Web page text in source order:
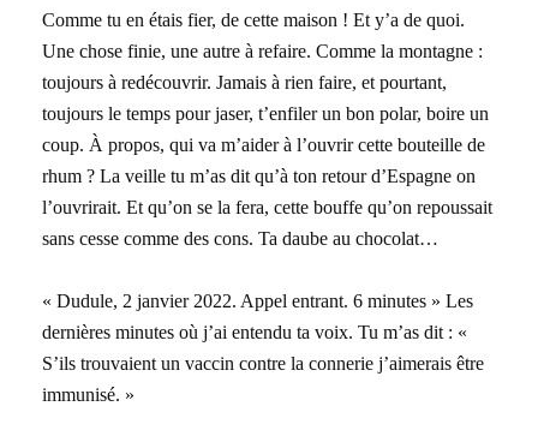
Comme tu en étais fier, de cette maison ! Et y’a de quoi.
Une chose finie, une autre à refaire. Comme la montagne :
toujours à redécouvrir. Jamais à rien faire, et pourtant,
toujours le temps pour jaser, t’enfiler un bon polar, boire un
coup. À propos, qui va m’aider à l’ouvrir cette bouteille de
rhum ? La veille tu m’as dit qu’à ton retour d’Espagne on
l’ouvrirait. Et qu’on se la fera, cette bouffe qu’on repoussait
sans cesse comme des cons. Ta daube au chocolat…
« Dudule, 2 janvier 2022. Appel entrant. 6 minutes » Les
dernières minutes où j’ai entendu ta voix. Tu m’as dit : «
S’ils trouvaient un vaccin contre la connerie j’aimerais être
immunisé. »